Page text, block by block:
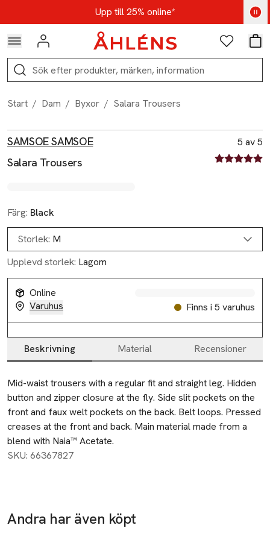
Hoppa till navigationsmenynUpp till 25% online*
Kod: AUG25 - Shoppa nu
Logga in Favoriter
Sök
Start / Dam / Byxor / Salara Trousers
SAMSOE SAMSOE
Salara Trousers
5 av 5
5 av fem
Färg: Black
Storlek: M
Upplevd storlek: Lagom
Online
Varuhus
Finns i 5 varuhus
Beskrivning Material Recensioner
Beskrivning
Mid-waist trousers with a regular fit and straight leg. Hidden
button and zipper closure at the fly. Side slit pockets on the
front and faux welt pockets on the back. Belt loops. Pressed
creases at the front and back. Main material made from a
blend with Naia™ Acetate.
SKU: 66367827
Andra har även köpt